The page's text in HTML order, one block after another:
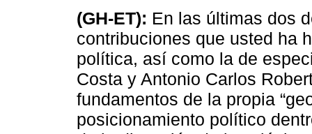
(GH-ET): En las últimas dos
contribuciones que usted ha
política, así como la de
Costa y Antonio Carlos
fundamentos de la propia
posicionamiento político